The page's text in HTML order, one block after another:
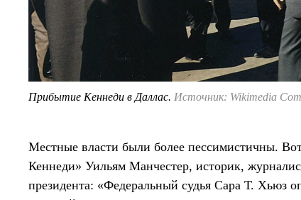
Прибытие Кеннеди в Даллас. Источник: Wikimedia
Местные власти были более пессимистичны.
Кеннеди» Уильям Манчестер, историк,
президента: «Федеральный судья Сара Т. Хьюз